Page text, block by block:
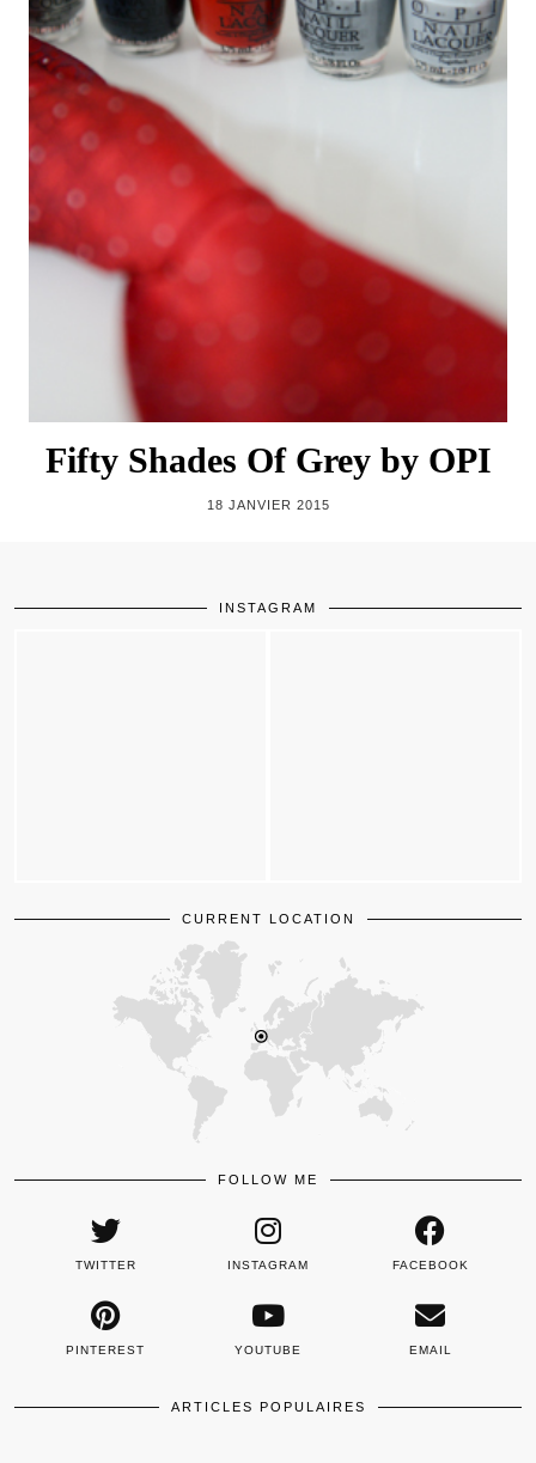
Fifty Shades Of Grey by OPI
18 JANVIER 2015
INSTAGRAM
CURRENT LOCATION
FOLLOW ME
TWITTER INSTAGRAM FACEBOOK
PINTEREST YOUTUBE EMAIL
ARTICLES POPULAIRES